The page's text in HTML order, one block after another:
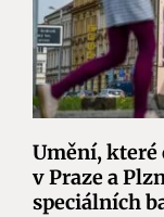
Umění,
v Praze a
speciálních